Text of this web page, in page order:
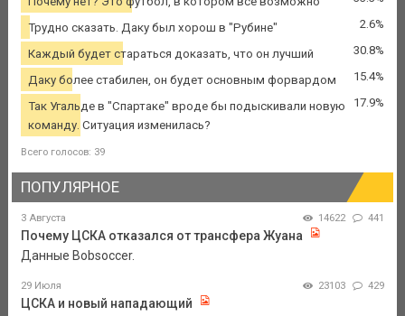
Трудно сказать. Даку был хорош в "Рубине" 2.6%
Каждый будет стараться доказать, что он лучший 30.8%
Даку более стабилен, он будет основным форвардом 15.4%
Так Угальде в "Спартаке" вроде бы подыскивали новую
команду. Ситуация изменилась?
17.9%
Всего голосов: 39
ПОПУЛЯРНОЕ
3 Августа 14622 441
Почему ЦСКА отказался от трансфера Жуана
Данные Bobsoccer.
29 Июля 23103 429
ЦСКА и новый нападающий